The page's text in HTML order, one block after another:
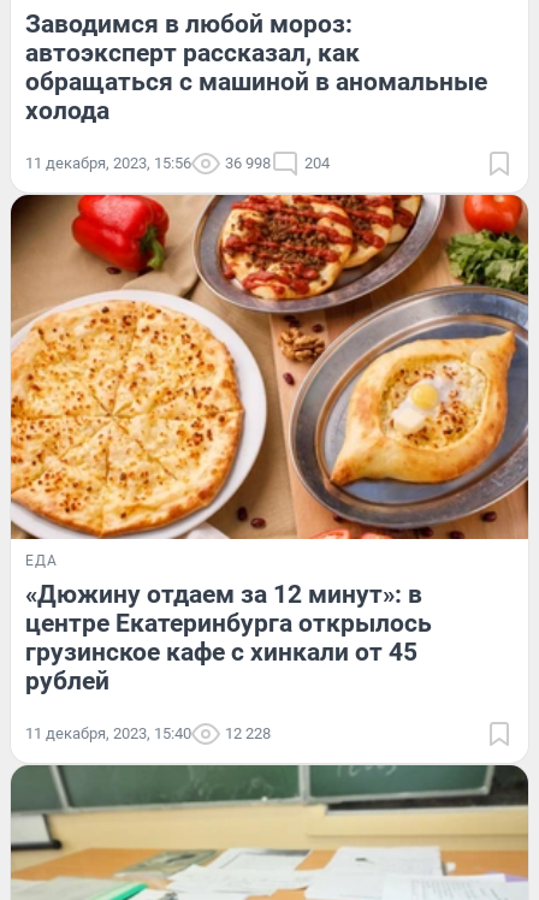
Заводимся в любой мороз:
автоэксперт рассказал, как
обращаться с машиной в аномальные
холода
11 декабря, 2023, 15:56 36 998 204
ЕДА
«Дюжину отдаем за 12 минут»: в
центре Екатеринбурга открылось
грузинское кафе с хинкали от 45
рублей
11 декабря, 2023, 15:40 12 228